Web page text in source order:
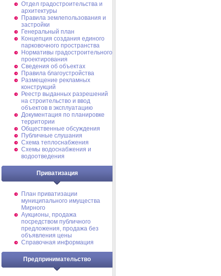
Отдел градостроительства и
архитектуры
Правила землепользования и
застройки
Генеральный план
Концепция создания единого
парковочного пространства
Нормативы градостроительного
проектирования
Сведения об объектах
Правила благоустройства
Размещение рекламных
конструкций
Реестр выданных разрешений
на строительство и ввод
объектов в эксплуатацию
Документация по планировке
территории
Общественные обсуждения
Публичные слушания
Схема теплоснабжения
Схемы водоснабжения и
водоотведения
Приватизация
План приватизации
муниципального имущества
Мирного
Аукционы, продажа
посредством публичного
предложения, продажа без
объявления цены
Справочная информация
Предпринимательство